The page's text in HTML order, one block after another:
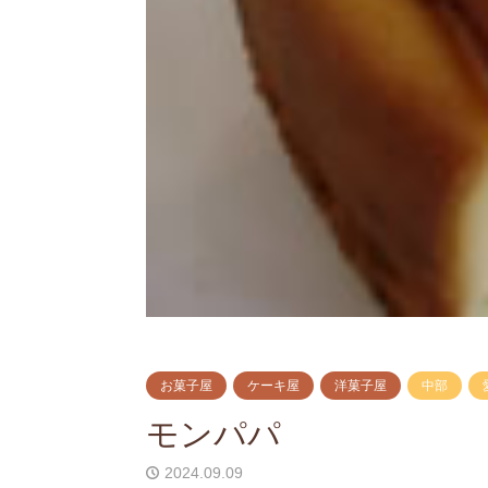
お菓子屋 ケーキ屋 洋菓子屋 中部
モンパパ
2024.09.09